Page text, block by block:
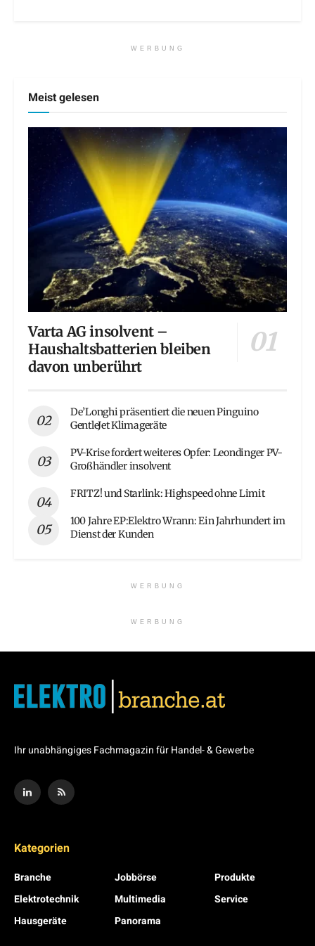
WERBUNG
Meist gelesen
Varta AG insolvent –
Haushaltsbatterien bleiben
davon unberührt
De’Longhi präsentiert die neuen Pinguino
GentleJet Klimageräte
PV-Krise fordert weiteres Opfer: Leondinger PV-
Großhändler insolvent
FRITZ! und Starlink: Highspeed ohne Limit
100 Jahre EP:Elektro Wrann: Ein Jahrhundert im
Dienst der Kunden
WERBUNG
WERBUNG
Ihr unabhängiges Fachmagazin für Handel- & Gewerbe
Kategorien
Branche
Elektrotechnik
Hausgeräte
Jobbörse
Multimedia
Panorama
Produkte
Service